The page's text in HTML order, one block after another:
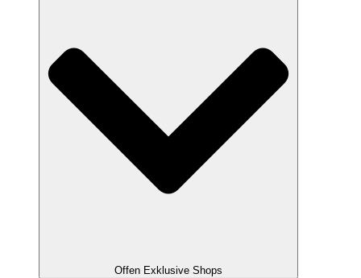
Offen Exklusive Shops